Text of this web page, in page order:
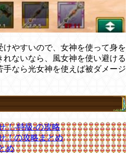
けやすいので、女神を使って身を
ないなら、風女神を使い避ける
なら光女神を使えば被ダメージ
！-特級-の攻略
！の攻略まとめ
め